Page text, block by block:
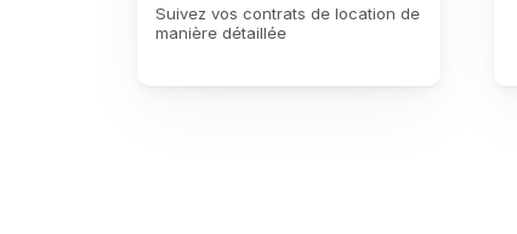
Suivez vos contrats de location de
manière détaillée